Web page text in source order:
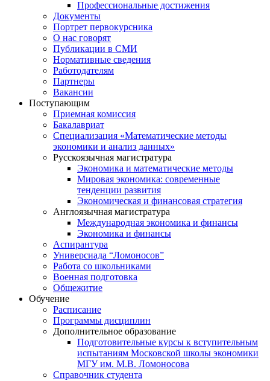
Профессиональные достижения
Документы
Портрет первокурсника
О нас говорят
Публикации в СМИ
Нормативные сведения
Работодателям
Партнеры
Вакансии
Поступающим
Приемная комиссия
Бакалавриат
Специализация «Математические методы
экономики и анализ данных»
Русскоязычная магистратура
Экономика и математические методы
Мировая экономика: современные
тенденции развития
Экономическая и финансовая стратегия
Англоязычная магистратура
Международная экономика и финансы
Экономика и финансы
Аспирантура
Универсиада “Ломоносов”
Работа со школьниками
Военная подготовка
Общежитие
Обучение
Расписание
Программы дисциплин
Дополнительное образование
Подготовительные курсы к вступительным
испытаниям Московской школы экономики
МГУ им. М.В. Ломоносова
Справочник студента